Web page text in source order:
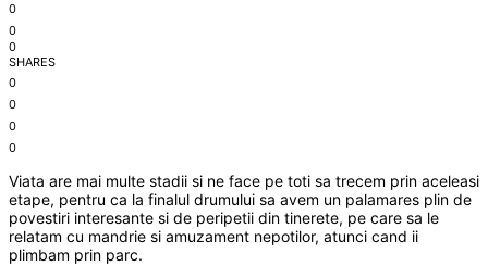
0
0
0
SHARES
0
0
0
0
Viata are mai multe stadii si ne face pe toti sa trecem prin aceleasi
etape, pentru ca la finalul drumului sa avem un palamares plin de
povestiri interesante si de peripetii din tinerete, pe care sa le
relatam cu mandrie si amuzament nepotilor, atunci cand ii
plimbam prin parc.